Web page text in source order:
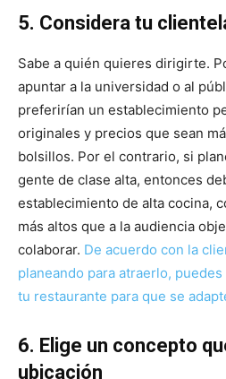
5. Considera tu
Sabe a quién quieres dirigirte.
apuntar a la universidad o al
preferirían un establecimiento
originales y precios que sean
bolsillos. Por el contrario, si
gente de clase alta, entonces
establecimiento de alta cocina,
más altos que a la audiencia
colaborar. De acuerdo con la
planeando para atraerlo,
tu restaurante para que se
6. Elige un concepto
ubicación